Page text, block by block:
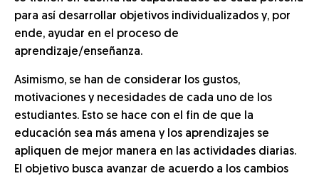
para así desarrollar objetivos individualizados y, por
ende, ayudar en el proceso de
aprendizaje/enseñanza.
Asimismo, se han de considerar los gustos,
motivaciones y necesidades de cada uno de los
estudiantes. Esto se hace con el fin de que la
educación sea más amena y los aprendizajes se
apliquen de mejor manera en las actividades diarias.
El objetivo busca avanzar de acuerdo a los cambios